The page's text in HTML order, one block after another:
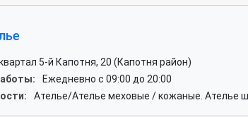
5-й Капотня, 20 (Капотня район)
Ежедневно с 09:00 до 20:00
Ателье/Ателье меховые / кожаные. Ателье